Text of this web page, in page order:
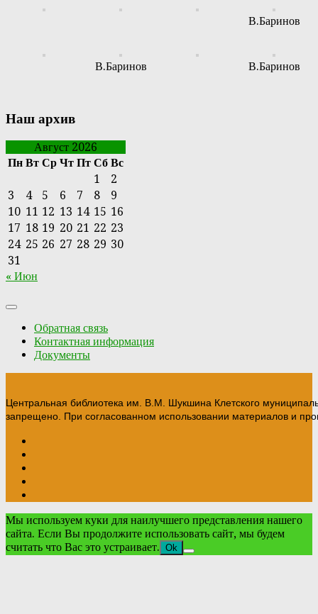
В.Баринов
В.Баринов В.Баринов
Наш архив
Август 2026
Пн Вт Ср Чт Пт Сб Вс
1
2
3
4 5 6 7 8
9
10 11 12 13 14 15 16
17 18 19 20 21 22 23
24 25 26 27 28 29 30
31
« Июн
Обратная связь
Контактная информация
Документы
Центральная библиотека им. В.М. Шукшина Клетского
запрещено. При согласованном использовании материалов и
Мы используем куки для наилучшего представления нашего
сайта. Если Вы продолжите использовать сайт, мы будем
считать что Вас это устраивает. Ok